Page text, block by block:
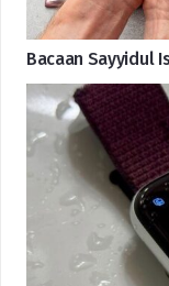
Bacaan Sayyidul